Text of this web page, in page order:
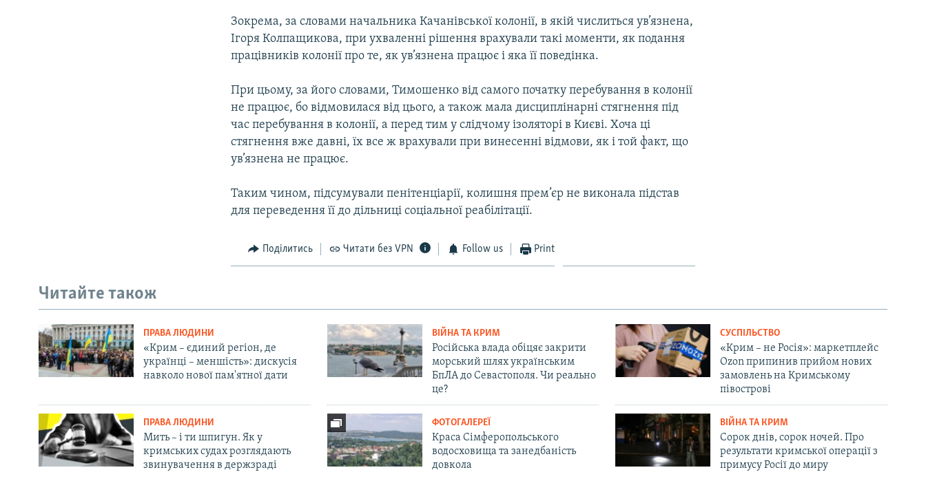
Зокрема, за словами начальника Качанівської колонії, в якій числиться ув’язнена,
Ігоря Колпащикова, при ухваленні рішення врахували такі моменти, як подання
працівників колонії про те, як ув’язнена працює і яка її поведінка.
При цьому, за його словами, Тимошенко від самого початку перебування в колонії
не працює, бо відмовилася від цього, а також мала дисциплінарні стягнення під
час перебування в колонії, а перед тим у слідчому ізоляторі в Києві. Хоча ці
стягнення вже давні, їх все ж врахували при винесенні відмови, як і той факт, що
ув’язнена не працює.
Таким чином, підсумували пенітенціарії, колишня прем’єр не виконала підстав
для переведення її до дільниці соціальної реабілітації.
Поділитись Читати без VPN Follow us Print
Читайте також
ПРАВА ЛЮДИНИ
«Крим – єдиний регіон, де
українці – меншість»: дискусія
навколо нової пам'ятної дати
ВІЙНА ТА КРИМ
Російська влада обіцяє закрити
морський шлях українським
БпЛА до Севастополя. Чи реально
це?
СУСПІЛЬСТВО
«Крим – не Росія»: маркетплейс
Ozon припинив прийом нових
замовлень на Кримському
півострові
ПРАВА ЛЮДИНИ
Мить – і ти шпигун. Як у
кримських судах розглядають
звинувачення в держзраді
ФОТОГАЛЕРЕЇ
Краса Сімферопольського
водосховища та занедбаність
довкола
ВІЙНА ТА КРИМ
Сорок днів, сорок ночей. Про
результати кримської операції з
примусу Росії до миру